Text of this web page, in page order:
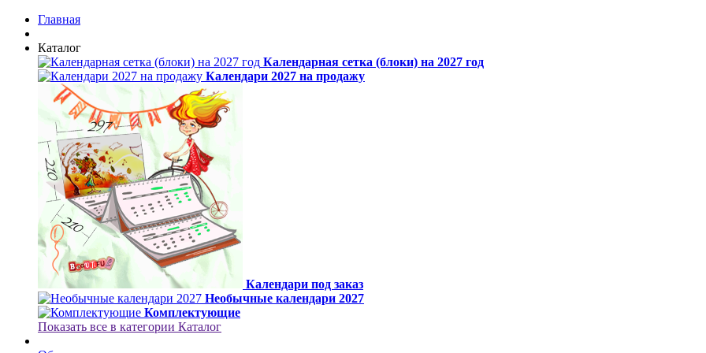
Главная
Каталог
Календарная сетка (блоки) на 2027 год
Календари 2027 на продажу
Календари под заказ
Необычные календари 2027
Комплектующие
Показать все в категории Каталог